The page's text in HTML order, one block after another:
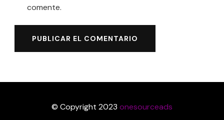
comente.
© Copyright 2023 onesourceads